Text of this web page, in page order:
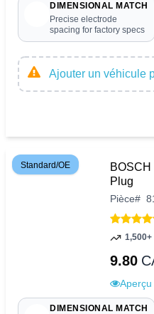
DIMENSIONAL MATCH
Precise electrode
spacing for factory specs
Ajouter un véhicule
Standard/OE
Plug
Pièce#
1,500+
9.80
DIMENSIONAL MATCH